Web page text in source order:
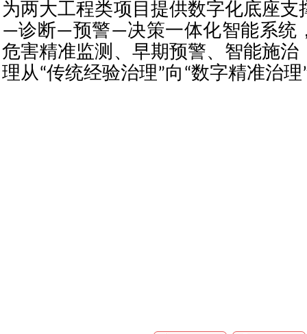
为两大工程类项目提供数字化底座支
—诊断—预警—决策一体化智能系统
危害精准监测、早期预警、智能施治
理从“传统经验治理”向“数字精准治理